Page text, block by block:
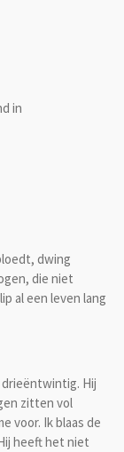
in
dwing
die niet
al een leven lang
drieëntwintig. Hij
zitten vol
voor. Ik blaas de
heeft het niet